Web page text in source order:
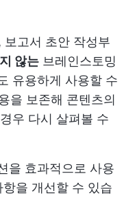
고서 초안 작성부
않는 브레인스토밍
유용하게 사용할 수
을 보존해 콘텐츠의
우 다시 살펴볼 수
을 효과적으로 사용
을 개선할 수 있습